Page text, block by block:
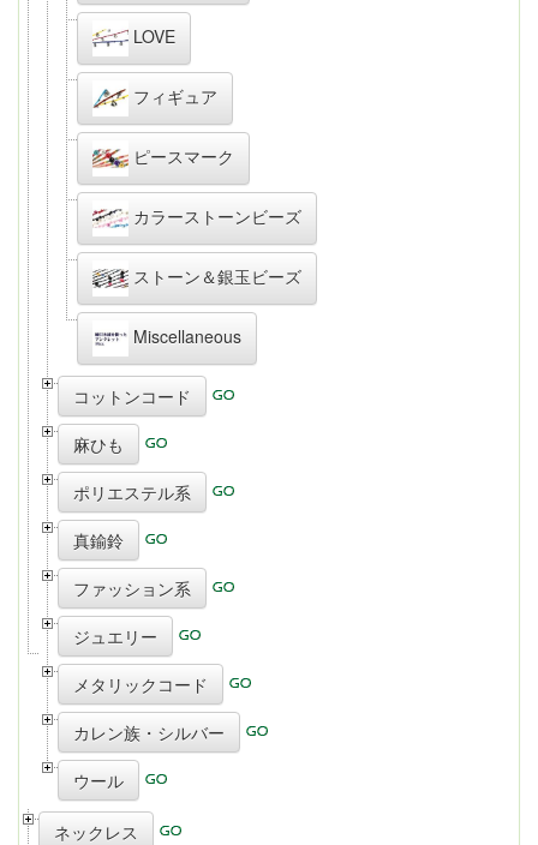
LOVE
フィギュア
ピースマーク
カラーストーンビーズ
ストーン＆銀玉ビーズ
Miscellaneous
コットンコード
麻ひも
ポリエステル系
真鍮鈴
ファッション系
ジュエリー
メタリックコード
カレン族・シルバー
ウール
ネックレス